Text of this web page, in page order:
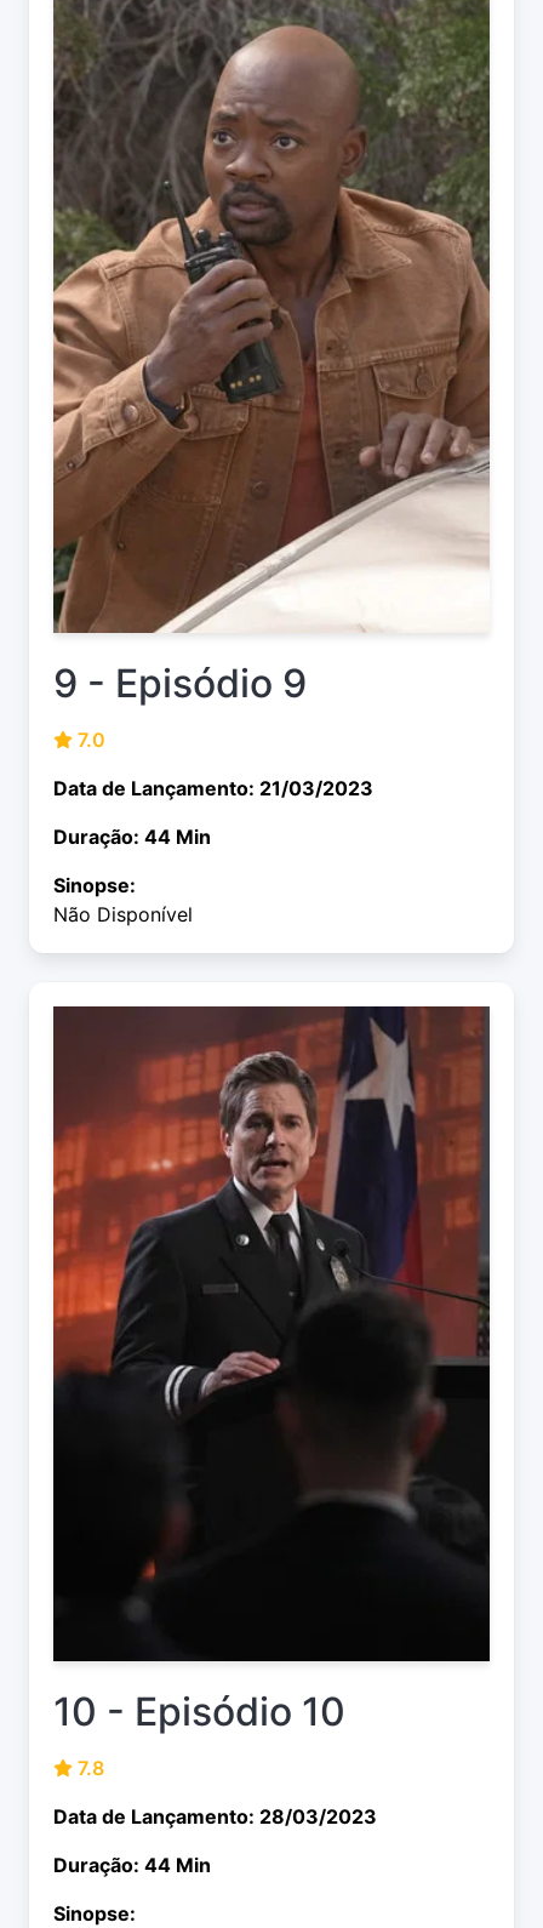
9 - Episódio 9
7.0
Data de Lançamento: 21/03/2023
Duração: 44 Min
Sinopse:
Não Disponível
10 - Episódio 10
7.8
Data de Lançamento: 28/03/2023
Duração: 44 Min
Sinopse: